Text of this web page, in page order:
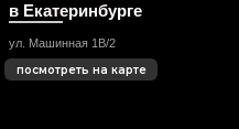
в Екатеринбурге
ул. Машинная 1В/2
посмотреть на карте